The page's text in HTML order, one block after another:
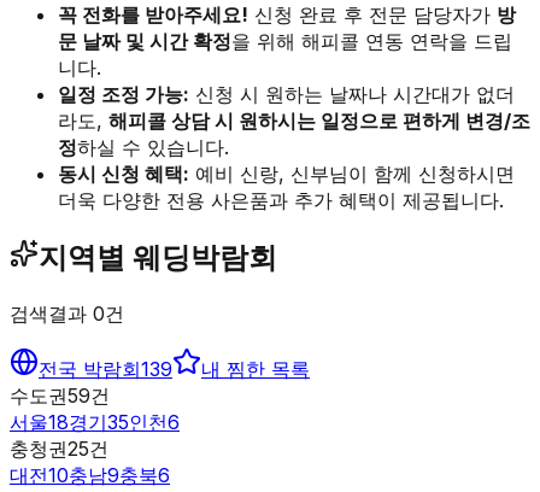
꼭 전화를 받아주세요! 신청 완료 후 전문 담당자가 방
문 날짜 및 시간 확정을 위해 해피콜 연동 연락을 드립
니다.
일정 조정 가능: 신청 시 원하는 날짜나 시간대가 없더
라도, 해피콜 상담 시 원하시는 일정으로 편하게 변경/조
정하실 수 있습니다.
동시 신청 혜택: 예비 신랑, 신부님이 함께 신청하시면
더욱 다양한 전용 사은품과 추가 혜택이 제공됩니다.
지역별 웨딩박람회
검색결과 0건
전국 박람회139
내 찜한 목록
수도권59건
서울18경기35인천6
충청권25건
대전10충남9충북6